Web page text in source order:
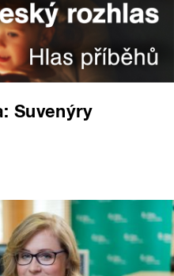
Suvenýry